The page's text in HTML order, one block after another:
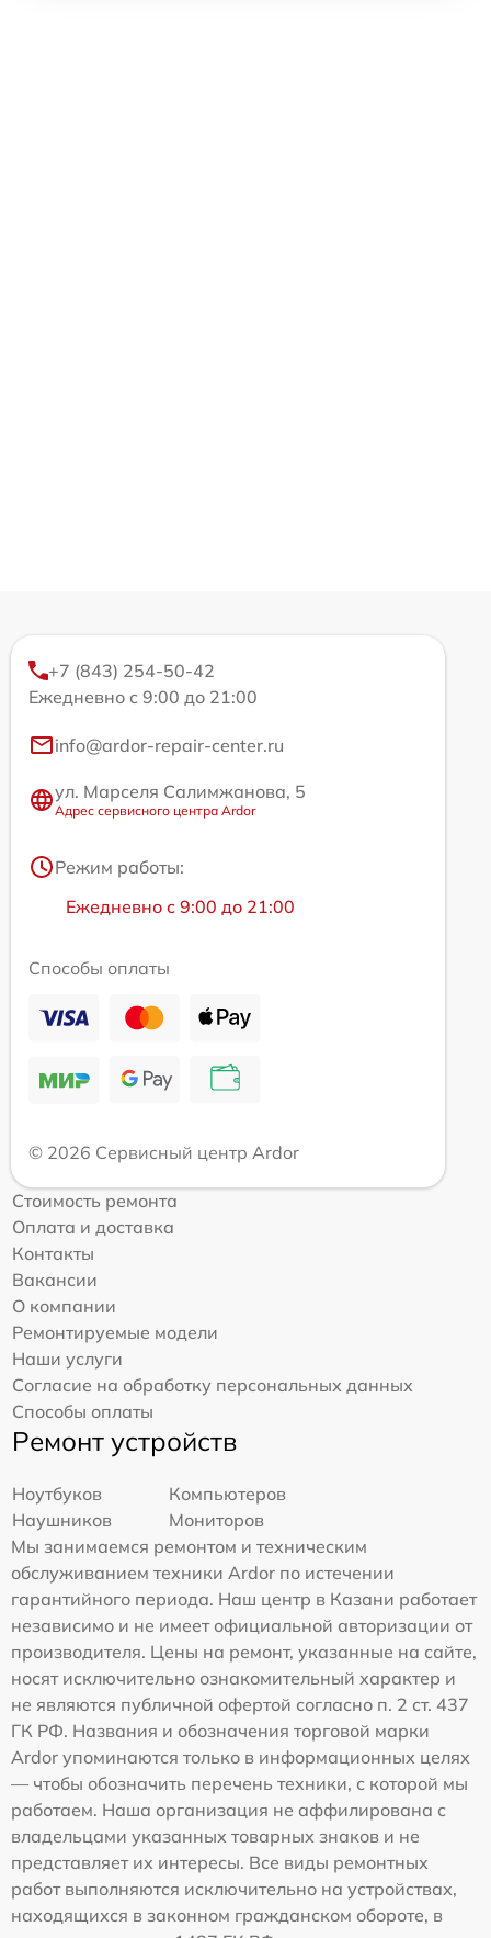
+7 (843) 254-50-42
Ежедневно с 9:00 до 21:00
info@ardor-repair-center.ru
ул. Марселя Салимжанова, 5
Адрес сервисного центра Ardor
Режим работы:
Ежедневно с 9:00 до 21:00
Способы оплаты
© 2026 Сервисный центр Ardor
Стоимость ремонта
Оплата и доставка
Контакты
Вакансии
О компании
Ремонтируемые модели
Наши услуги
Согласие на обработку персональных данных
Способы оплаты
Ремонт устройств
Ноутбуков
Компьютеров
Наушников
Мониторов
Мы занимаемся ремонтом и техническим
обслуживанием техники Ardor по истечении
гарантийного периода. Наш центр в Казани работает
независимо и не имеет официальной авторизации от
производителя. Цены на ремонт, указанные на сайте,
носят исключительно ознакомительный характер и
не являются публичной офертой согласно п. 2 ст. 437
ГК РФ. Названия и обозначения торговой марки
Ardor упоминаются только в информационных целях
— чтобы обозначить перечень техники, с которой мы
работаем. Наша организация не аффилирована с
владельцами указанных товарных знаков и не
представляет их интересы. Все виды ремонтных
работ выполняются исключительно на устройствах,
находящихся в законном гражданском обороте, в